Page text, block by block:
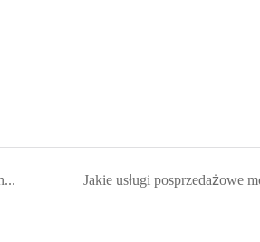
Jaki rodzaj opakowania zastosować przy organizacji transportu maszyn? Jakie usługi posprzedażowe